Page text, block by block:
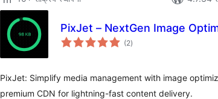
PixJet – NextGen Image
(2कुल
रेटिङ्गहरू
)
PixJet: Simplify media management with image
premium CDN for lightning-fast content delivery.